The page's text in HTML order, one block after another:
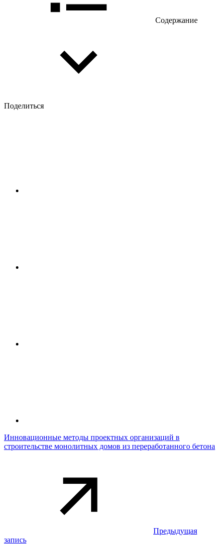
Содержание
Поделиться
Инновационные методы проектных организаций в
строительстве монолитных домов из переработанного бетона
Предыдущая
запись